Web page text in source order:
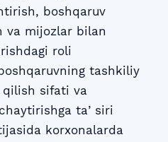
boshqaruv
va mijozlar bilan
roli
tashkiliy
qilish sifati va
taʼsiri
korxonalarda